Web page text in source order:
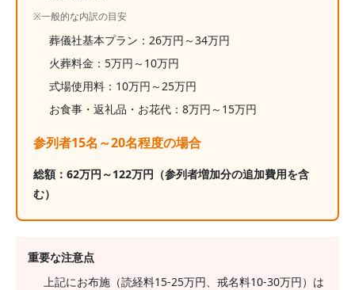
※一般的な内訳の目安
葬儀社基本プラン： 26万円～34万円
火葬料金： 5万円～ 10万円
式場使用料：10万円～25万円
お食事・返礼品・お花代： 8万円～ 15万円
参列者15名～20名程度の場合
総額： 62万円～122万円 （参列者増加分の追加費用を含
む）
重要な注意点
上記にお布施（読経料15-25万円、戒名料10-30万円）は